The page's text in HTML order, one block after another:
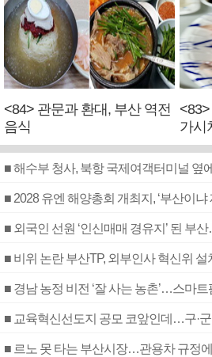
<84> 관문과 환대, 부산 역전
음식
가시
■ 해수부 청사, 북항 국제여객터미널 옆
■ 2028 유엔 해양총회 개최지, ‘부산이냐
■ 외국인 선원 ‘인신매매 경유지’ 된 부
■ 비위 논란 부산TP, 외부인사 혁신위 설
■ 경남 농정 비전 ‘잘 사는 농촌’…스마
■ 교육혁신선도지 공모 코앞인데…구·군
■ 르노 못 타는 부산시장…관용차 규정